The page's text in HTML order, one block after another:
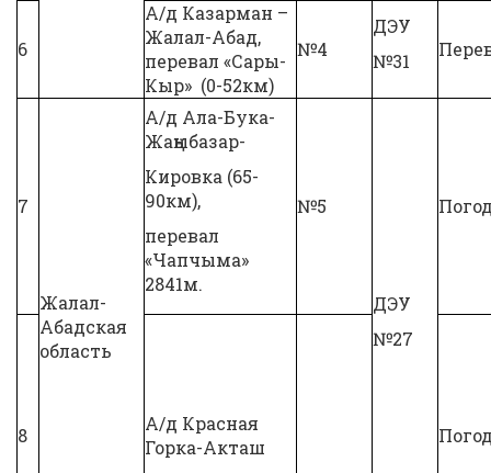
6
А/д Казарман –
Жалал-Абад,
перевал «Сары-
Кыр» (0-52км)
№4
ДЭУ
№31
7
Жалал-
Абадская
область
А/д Ала-Бука-
Жаңыбазар-
Кировка (65-
90км),
перевал
«Чапчыма»
2841м.
№5
ДЭУ
№27
8
А/д Красная
Горка-Акташ